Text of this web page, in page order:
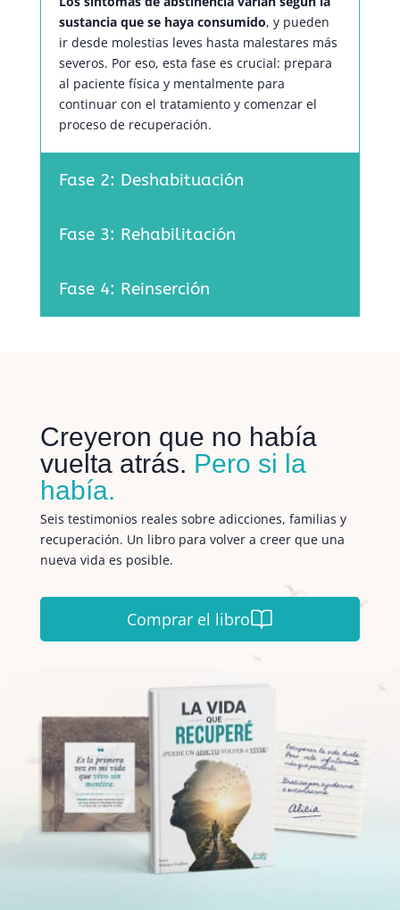
sustancia que se haya consumido, y pueden
ir desde molestias leves hasta malestares más
severos. Por eso, esta fase es crucial: prepara
al paciente física y mentalmente para
continuar con el tratamiento y comenzar el
proceso de recuperación.
Fase 2: Deshabituación
Fase 3: Rehabilitación
Fase 4: Reinserción
Creyeron que no había
vuelta atrás. Pero si la
había.
Seis testimonios reales sobre adicciones, familias y
recuperación. Un libro para volver a creer que una
nueva vida es posible.
Comprar el libro